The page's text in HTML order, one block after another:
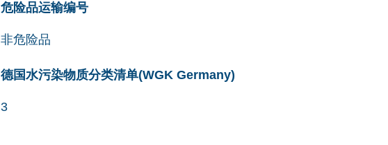
危险品运输编号
非危险品
德国水污染物质分类清单(WGK Germany)
3